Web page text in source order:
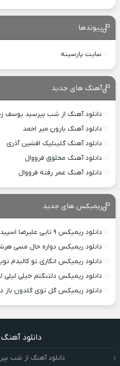
پیوندها
سایت پارسینه
آهنگ های جدید
دانلود آهنگ از شب بپرسید یوسف
دانلود آهنگ بارون میر احمد
دانلود آهنگ گلینلیک افشین آذری
دانلود آهنگ مخلوق فرووال
دانلود آهنگ عمر رفته فرووال
ریمیکس های جدید
دانلود ریمیکس ۹ تایی علیرضا اسپید
دانلود ریمیکس دواره حال مسی
دانلود ریمیکس انگاری تو کالبدم
دانلود ریمیکس دلتنگتم خیلی
دانلود ریمیکس گل توی گلدون باز
دانلود
دانلود آهنگ از شب